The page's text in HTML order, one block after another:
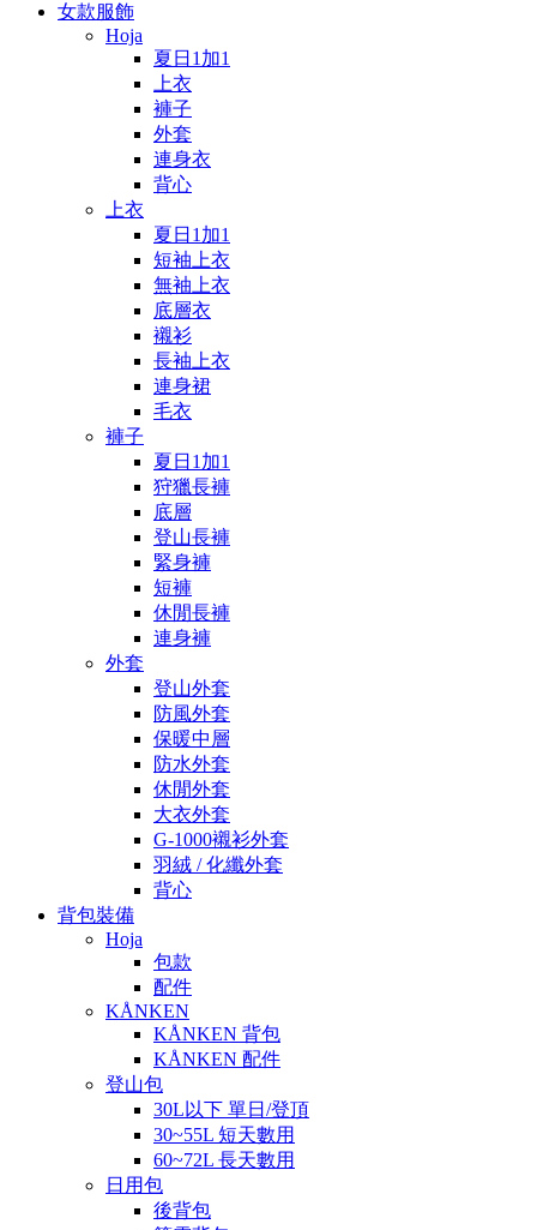
女款服飾
Hoja
夏日1加1
上衣
褲子
外套
連身衣
背心
上衣
夏日1加1
短袖上衣
無袖上衣
底層衣
襯衫
長袖上衣
連身裙
毛衣
褲子
夏日1加1
狩獵長褲
底層
登山長褲
緊身褲
短褲
休閒長褲
連身褲
外套
登山外套
防風外套
保暖中層
防水外套
休閒外套
大衣外套
G-1000襯衫外套
羽絨 / 化纖外套
背心
背包裝備
Hoja
包款
配件
KÅNKEN
KÅNKEN 背包
KÅNKEN 配件
登山包
30L以下 單日/登頂
30~55L 短天數用
60~72L 長天數用
日用包
後背包